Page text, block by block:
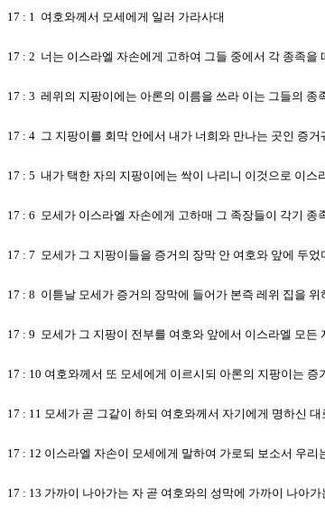
17 : 1 여호와께서 모세에게 일러 가라사대
17 : 2 너는 이스라엘 자손에게 고하여 그들 중에서 각 종족
17 : 3 레위의 지팡이에는 아론의 이름을 쓰라 이는 그들의
17 : 4 그 지팡이를 회막 안에서 내가 너희와 만나는 곳인 증거
17 : 5 내가 택한 자의 지팡이에는 싹이 나리니 이것으로 이
17 : 6 모세가 이스라엘 자손에게 고하매 그 족장들이 각기
17 : 7 모세가 그 지팡이들을 증거의 장막 안 여호와 앞에 두었
17 : 8 이튿날 모세가 증거의 장막에 들어가 본즉 레위 집을
17 : 9 모세가 그 지팡이 전부를 여호와 앞에서 이스라엘 모
17 : 10 여호와께서 또 모세에게 이르시되 아론의 지팡이는
17 : 11 모세가 곧 그같이 하되 여호와께서 자기에게 명하신
17 : 12 이스라엘 자손이 모세에게 말하여 가로되 보소서 우
17 : 13 가까이 나아가는 자 곧 여호와의 성막에 가까이 나아